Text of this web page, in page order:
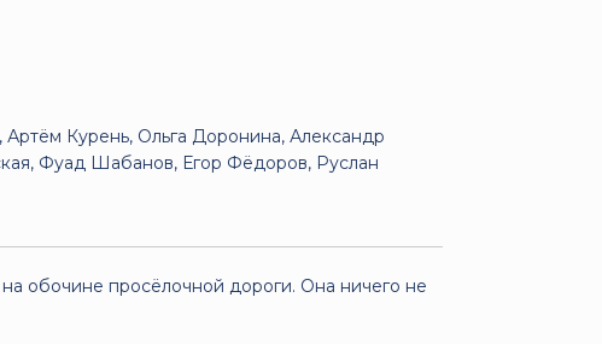
Курень, Ольга Доронина, Александр
Фуад Шабанов, Егор Фёдоров, Руслан
обочине просёлочной дороги. Она ничего не